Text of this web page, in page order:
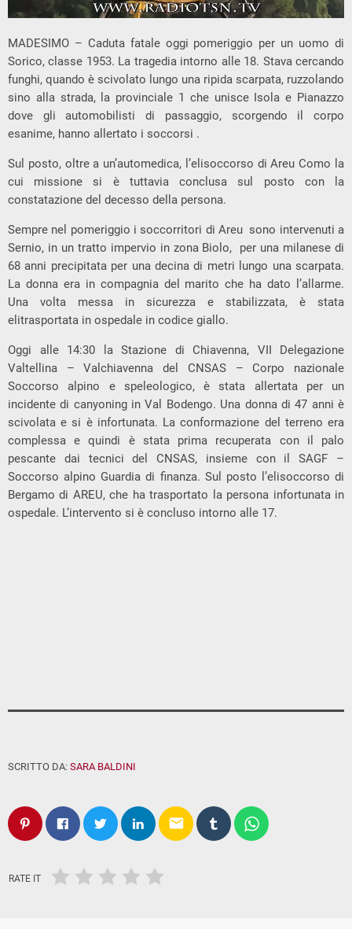
MADESIMO – Caduta fatale oggi pomeriggio per un uomo di
Sorico, classe 1953. La tragedia intorno alle 18. Stava cercando
funghi, quando è scivolato lungo una ripida scarpata, ruzzolando
sino alla strada, la provinciale 1 che unisce Isola e Pianazzo
dove gli automobilisti di passaggio, scorgendo il corpo
esanime, hanno allertato i soccorsi .
Sul posto, oltre a un’automedica, l’elisoccorso di Areu Como la
cui missione si è tuttavia conclusa sul posto con la
constatazione del decesso della persona.
Sempre nel pomeriggio i soccorritori di Areu sono intervenuti a
Sernio, in un tratto impervio in zona Biolo, per una milanese di
68 anni precipitata per una decina di metri lungo una scarpata.
La donna era in compagnia del marito che ha dato l’allarme.
Una volta messa in sicurezza e stabilizzata, è stata
elitrasportata in ospedale in codice giallo.
Oggi alle 14:30 la Stazione di Chiavenna, VII Delegazione
Valtellina – Valchiavenna del CNSAS – Corpo nazionale
Soccorso alpino e speleologico, è stata allertata per un
incidente di canyoning in Val Bodengo. Una donna di 47 anni è
scivolata e si è infortunata. La conformazione del terreno era
complessa e quindi è stata prima recuperata con il palo
pescante dai tecnici del CNSAS, insieme con il SAGF –
Soccorso alpino Guardia di finanza. Sul posto l’elisoccorso di
Bergamo di AREU, che ha trasportato la persona infortunata in
ospedale. L’intervento si è concluso intorno alle 17.
SCRITTO DA: SARA BALDINI
email
RATE IT